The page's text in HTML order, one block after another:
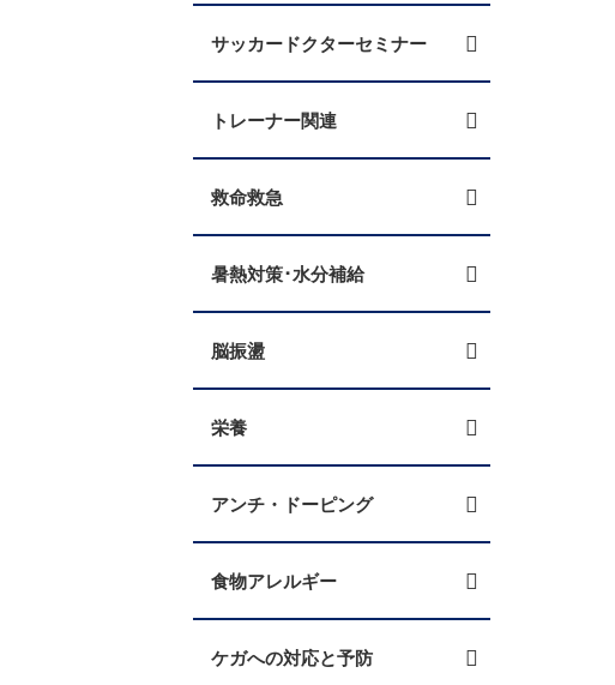
サッカードクターセミナー
トレーナー関連
救命救急
暑熱対策･水分補給
脳振盪
栄養
アンチ・ドーピング
食物アレルギー
ケガへの対応と予防